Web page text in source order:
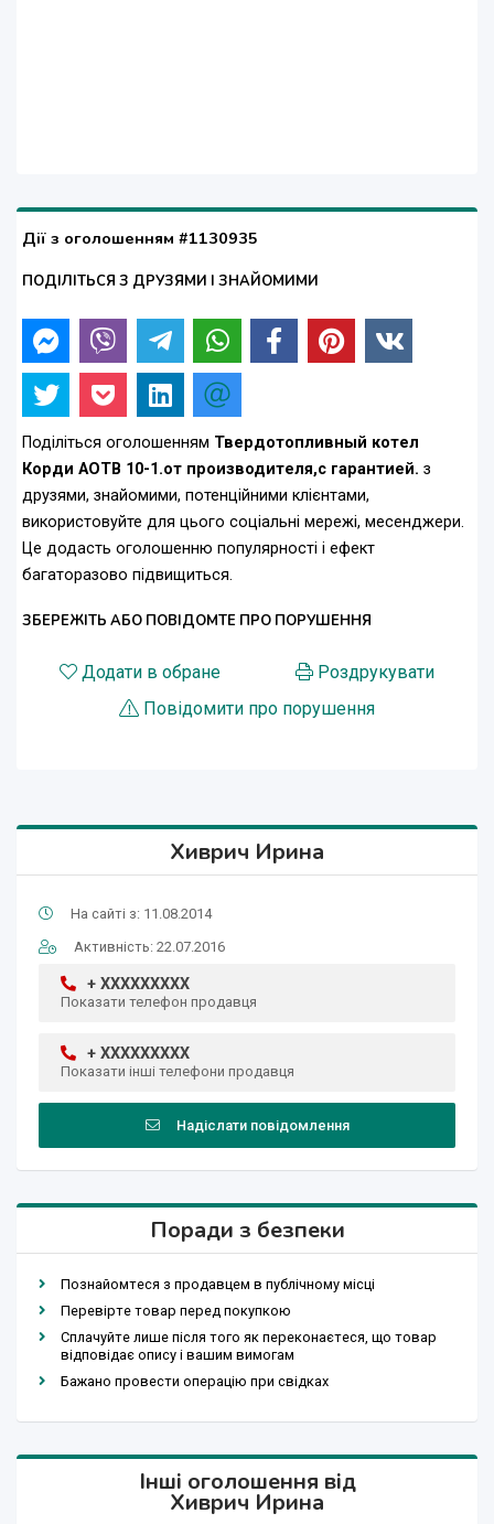
Дії з оголошенням #1130935
ПОДІЛІТЬСЯ З ДРУЗЯМИ І ЗНАЙОМИМИ
Поділіться оголошенням Твердотопливный котел
Корди АОТВ 10-1.от производителя,с гарантией. з
друзями, знайомими, потенційними клієнтами,
використовуйте для цього соціальні мережі, месенджери.
Це додасть оголошенню популярності і ефект
багаторазово підвищиться.
ЗБЕРЕЖІТЬ АБО ПОВІДОМТЕ ПРО ПОРУШЕННЯ
Додати в обране
Роздрукувати
Повідомити про порушення
Хиврич Ирина
На сайті з: 11.08.2014
Активність: 22.07.2016
+ XXXXXXXXX
Показати телефон продавця
+ XXXXXXXXX
Показати інші телефони продавця
Надіслати повідомлення
Поради з безпеки
Познайомтеся з продавцем в публічному місці
Перевірте товар перед покупкою
Сплачуйте лише після того як переконаєтеся, що товар
відповідає опису і вашим вимогам
Бажано провести операцію при свідках
Інші оголошення від
Хиврич Ирина